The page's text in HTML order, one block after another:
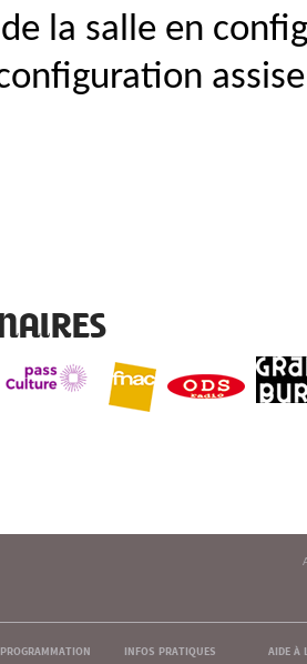
la salle en
programmation infos pratiques aide